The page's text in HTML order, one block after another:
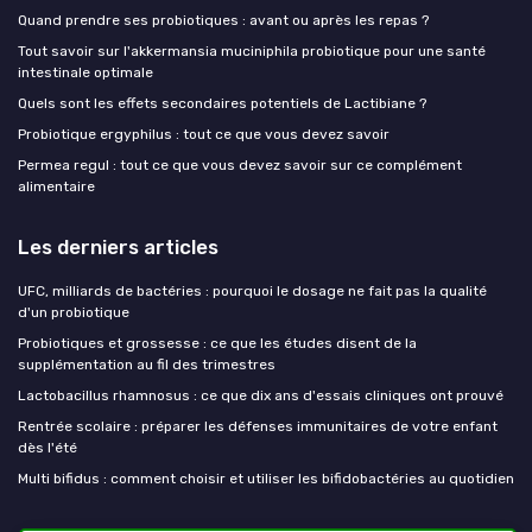
Quand prendre ses probiotiques : avant ou après les repas ?
Tout savoir sur l'akkermansia muciniphila probiotique pour une santé
intestinale optimale
Quels sont les effets secondaires potentiels de Lactibiane ?
Probiotique ergyphilus : tout ce que vous devez savoir
Permea regul : tout ce que vous devez savoir sur ce complément
alimentaire
Les derniers articles
UFC, milliards de bactéries : pourquoi le dosage ne fait pas la qualité
d'un probiotique
Probiotiques et grossesse : ce que les études disent de la
supplémentation au fil des trimestres
Lactobacillus rhamnosus : ce que dix ans d'essais cliniques ont prouvé
Rentrée scolaire : préparer les défenses immunitaires de votre enfant
dès l'été
Multi bifidus : comment choisir et utiliser les bifidobactéries au quotidien